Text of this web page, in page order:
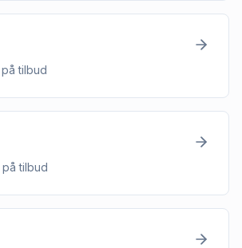
på tilbud
på tilbud